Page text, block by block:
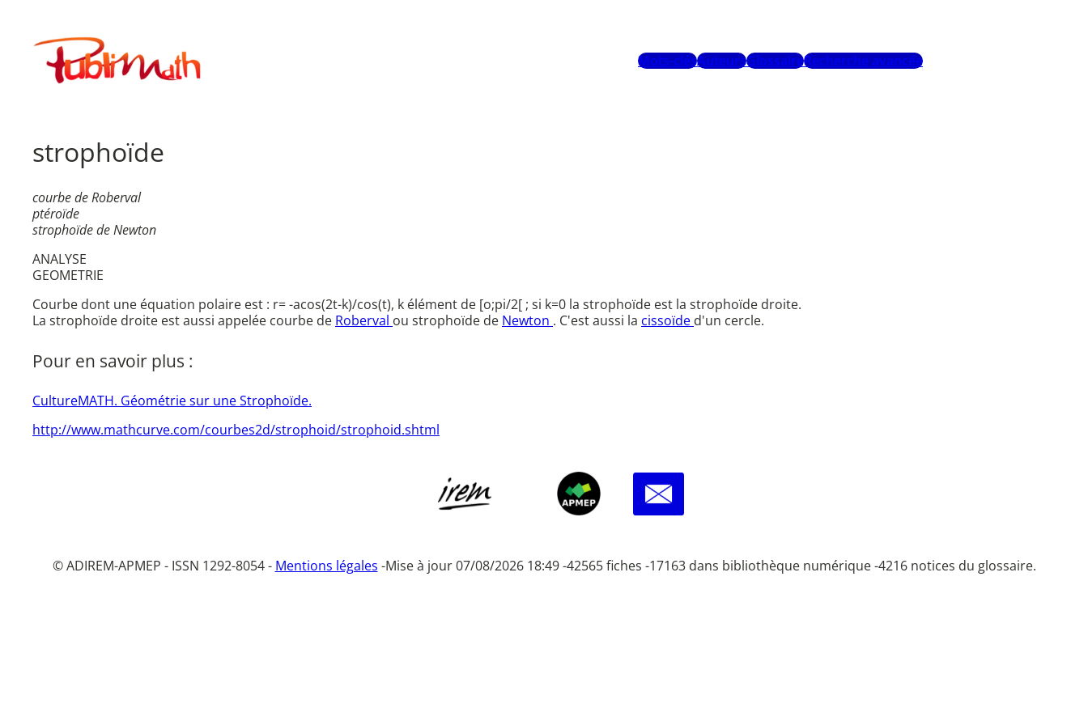
contenuPublimath
Mots-clésAuteursGlossaireRecherche avancée
strophoïde
courbe de Roberval
ptéroïde
strophoïde de Newton
ANALYSE
GEOMETRIE
Courbe dont une équation polaire est : r= -acos(2t-k)/cos(t), k élément de [o;pi/2[ ; si k=0 la strophoïde est la strophoïde droite.
La strophoïde droite est aussi appelée courbe de Roberval ou strophoïde de Newton . C'est aussi la cissoïde d'un cercle.
Pour en savoir plus :
CultureMATH. Géométrie sur une Strophoïde.
http://www.mathcurve.com/courbes2d/strophoid/strophoid.shtml
© ADIREM-APMEP - ISSN 1292-8054 - Mentions légales -Mise à jour 07/08/2026 18:49 -42565 fiches -17163 dans bibliothèque numérique -4216 notices du glossaire.